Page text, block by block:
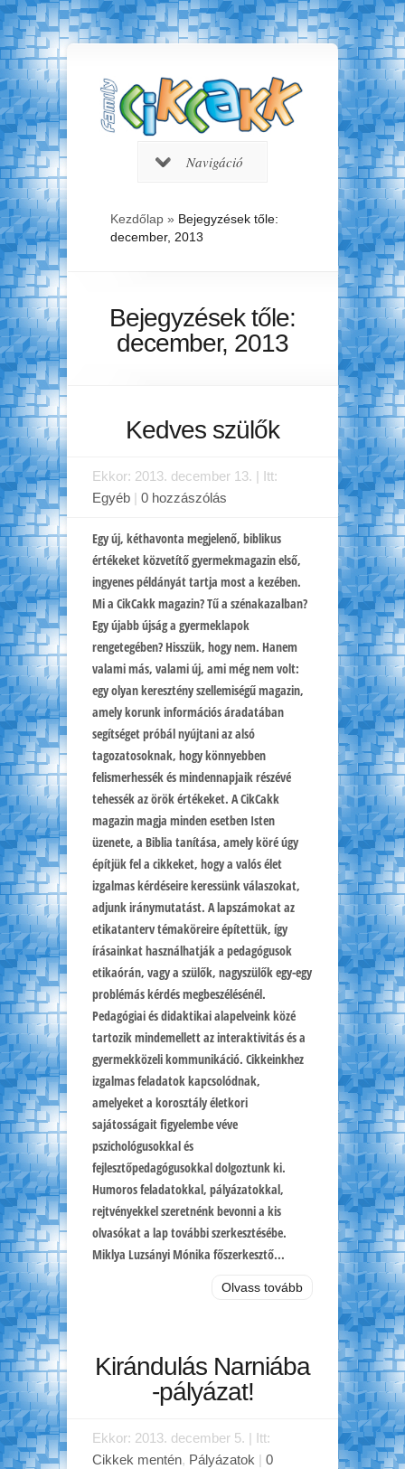
Navigáció
Kezdőlap » Bejegyzések tőle:
december, 2013
Bejegyzések tőle:
december, 2013
Kedves szülők
Ekkor: 2013. december 13. | Itt:
Egyéb | 0 hozzászólás
Egy új, kéthavonta megjelenő, biblikus
értékeket közvetítő gyermekmagazin első,
ingyenes példányát tartja most a kezében.
Mi a CikCakk magazin? Tű a szénakazalban?
Egy újabb újság a gyermeklapok
rengetegében? Hisszük, hogy nem. Hanem
valami más, valami új, ami még nem volt:
egy olyan keresztény szellemiségű magazin,
amely korunk információs áradatában
segítséget próbál nyújtani az alsó
tagozatosoknak, hogy könnyebben
felismerhessék és mindennapjaik részévé
tehessék az örök értékeket. A CikCakk
magazin magja minden esetben Isten
üzenete, a Biblia tanítása, amely köré úgy
építjük fel a cikkeket, hogy a valós élet
izgalmas kérdéseire keressünk válaszokat,
adjunk iránymutatást. A lapszámokat az
etikatanterv témaköreire építettük, így
írásainkat használhatják a pedagógusok
etikaórán, vagy a szülők, nagyszülők egy-egy
problémás kérdés megbeszélésénél.
Pedagógiai és didaktikai alapelveink közé
tartozik mindemellett az interaktivitás és a
gyermekközeli kommunikáció. Cikkeinkhez
izgalmas feladatok kapcsolódnak,
amelyeket a korosztály életkori
sajátosságait figyelembe véve
pszichológusokkal és
fejlesztőpedagógusokkal dolgoztunk ki.
Humoros feladatokkal, pályázatokkal,
rejtvényekkel szeretnénk bevonni a kis
olvasókat a lap további szerkesztésébe.
Miklya Luzsányi Mónika főszerkesztő...
Olvass tovább
Kirándulás Narniába
-pályázat!
Ekkor: 2013. december 5. | Itt:
Cikkek mentén, Pályázatok | 0